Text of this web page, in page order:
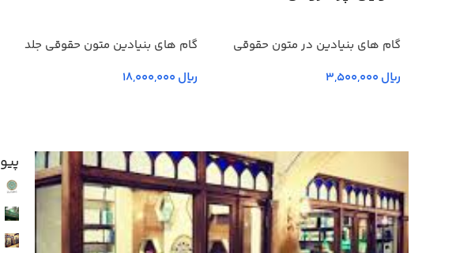
گام های بنیادین در متون حقوقي
ریال
گام های بنیادین متون حقوقی جلد
ریال